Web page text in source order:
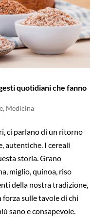
quotidiani che fanno
, Medicina
ci parlano di un ritorno
autentiche. I cereali
storia. Grano
miglio, quinoa, riso
della nostra tradizione,
sulle tavole di chi
sano e consapevole.